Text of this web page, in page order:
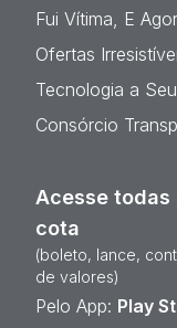
Fui Vítima, E
Ofertas
Tecnologia a
Consórcio
Acesse todas
cota
(boleto, lance,
de valores)
Pelo App: Play